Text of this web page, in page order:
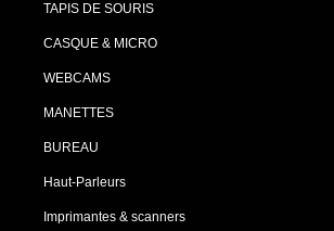
TAPIS DE SOURIS
CASQUE & MICRO
WEBCAMS
MANETTES
BUREAU
Haut-Parleurs
Imprimantes & scanners